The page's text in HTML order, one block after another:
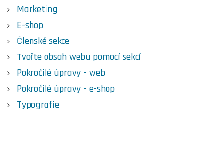
Marketing
E-shop
Členské sekce
Tvořte obsah webu pomocí sekcí
Pokročilé úpravy - web
Pokročilé úpravy - e-shop
Typografie